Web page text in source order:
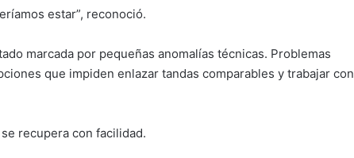
estar”, reconoció.
marcada por pequeñas anomalías técnicas. Problemas
que impiden enlazar tandas comparables y trabajar con
recupera con facilidad.